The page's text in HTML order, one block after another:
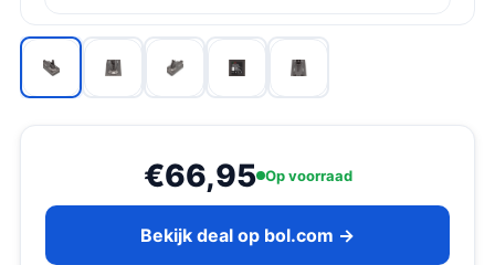
€66,95 Op voorraad
Bekijk deal op bol.com →